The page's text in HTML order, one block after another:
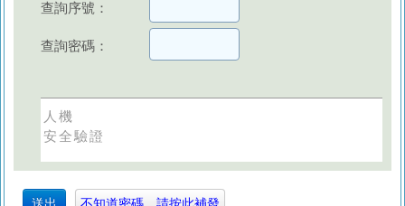
查詢序號：
查詢密碼：
人機
安全驗證